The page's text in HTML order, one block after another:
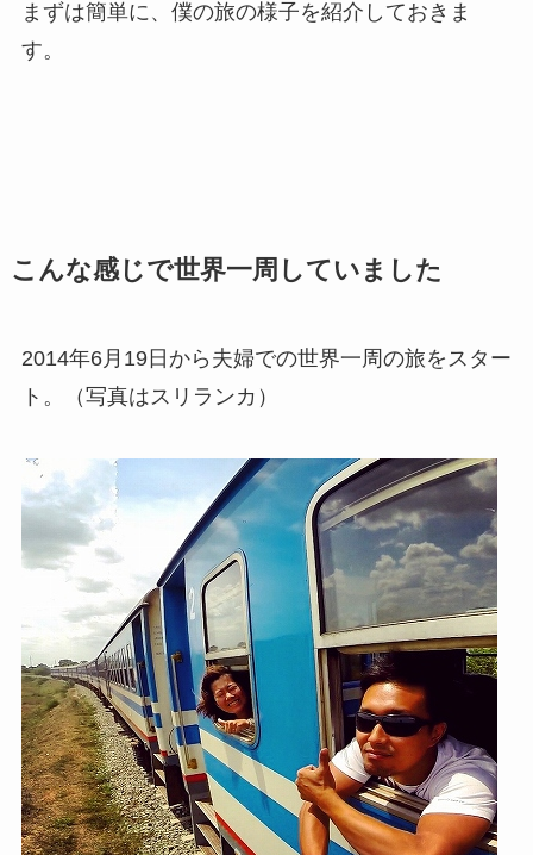
まずは簡単に、僕の旅の様子を紹介しておきま
す。
こんな感じで世界一周していました
2014年6月19日から夫婦での世界一周の旅をスター
ト。（写真はスリランカ）